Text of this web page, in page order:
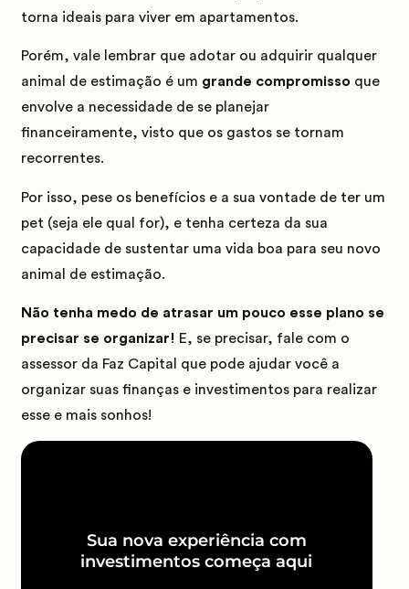
torna ideais para viver em apartamentos.
Porém, vale lembrar que adotar ou adquirir qualquer
animal de estimação é um grande compromisso que
envolve a necessidade de se planejar
financeiramente, visto que os gastos se tornam
recorrentes.
Por isso, pese os benefícios e a sua vontade de ter um
pet (seja ele qual for), e tenha certeza da sua
capacidade de sustentar uma vida boa para seu novo
animal de estimação.
Não tenha medo de atrasar um pouco esse plano se
precisar se organizar! E, se precisar, falecom o
assessor da Faz Capital que pode ajudar você a
organizar suas finanças e investimentos para realizar
esse e mais sonhos!
Sua nova experiência com
investimentos começa aqui